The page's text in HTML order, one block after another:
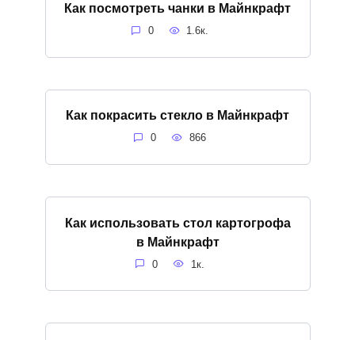
Как посмотреть чанки в Майнкрафт
0 1.6к.
Как покрасить стекло в Майнкрафт
0 866
Как использовать стол картогрофа
в Майнкрафт
0 1к.